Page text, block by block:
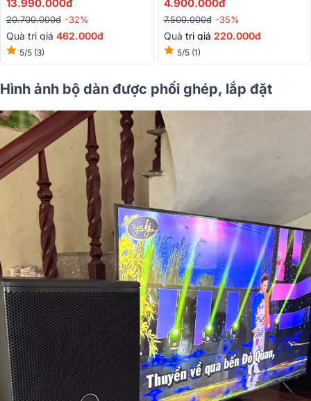
13.990.000đ
20.700.000đ -32%
Quà trị giá 462.000đ
5/5 (3)
4.900.000đ
7.500.000đ -35%
Quà trị giá 220.000đ
5/5 (1)
Hình ảnh bộ dàn được phối ghép, lắp đặt